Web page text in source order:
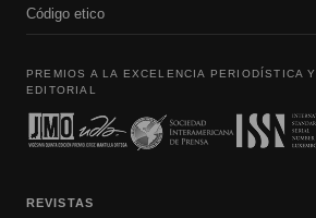
Código etico
PREMIOS A LA EXCELENCIA PERIODÍSTICA
EDITORIAL
REVISTAS